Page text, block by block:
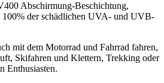
Abschirmung-Beschichtung,
der schädlichen UVA- und UVB-
mit dem Motorrad und Fahrrad fahren,
Skifahren und Klettern, Trekking oder
Enthusiasten.